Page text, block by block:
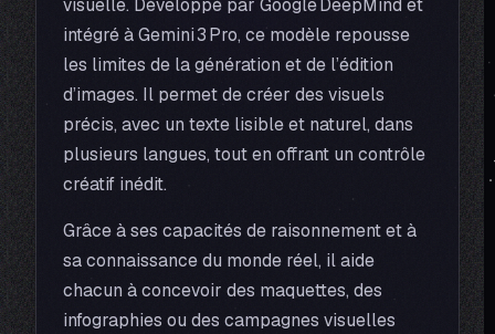
visuelle. Développé par Google DeepMind et
intégré à Gemini 3 Pro, ce modèle repousse
les limites de la génération et de l’édition
d’images. Il permet de créer des visuels
précis, avec un texte lisible et naturel, dans
plusieurs langues, tout en offrant un contrôle
créatif inédit.
Grâce à ses capacités de raisonnement et à
sa connaissance du monde réel, il aide
chacun à concevoir des maquettes, des
infographies ou des campagnes visuelles